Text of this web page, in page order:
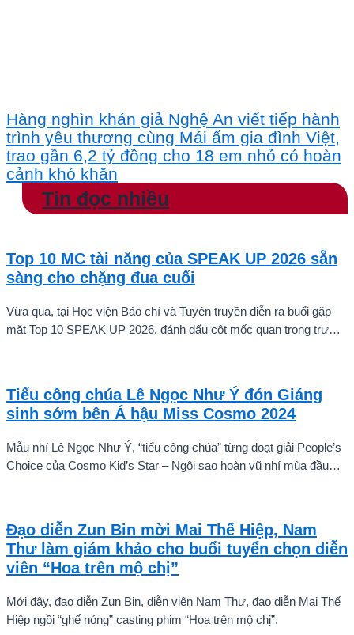
Hàng nghìn khán giả Nghệ An viết tiếp hành
trình yêu thương cùng Mái ấm gia đình Việt,
trao gần 6,2 tỷ đồng cho 18 em nhỏ có hoàn
cảnh khó khăn
Tin đọc nhiều
Top 10 MC tài năng của SPEAK UP 2026 sẵn
sàng cho chặng đua cuối
Vừa qua, tại Học viện Báo chí và Tuyên truyền diễn ra buổi gặp
mặt Top 10 SPEAK UP 2026, đánh dấu cột mốc quan trọng trước
Tiểu công chúa Lê Ngọc Như Ý đón Giáng
sinh sớm bên Á hậu Miss Cosmo 2024
Mẫu nhí Lê Ngọc Như Ý, “tiểu công chúa” từng đoạt giải People’s
Choice của Cosmo Kid’s Star – Ngôi sao hoàn vũ nhí mùa đầu
Đạo diễn Zun Bin mời Mai Thế Hiệp, Nam
Thư làm giám khảo cho buổi tuyển chọn diễn
viên “Hoa trên mộ chị”
Mới đây, đạo diễn Zun Bin, diễn viên Nam Thư, đạo diễn Mai Thế
Hiệp ngồi “ghế nóng” casting phim “Hoa trên mộ chị”.